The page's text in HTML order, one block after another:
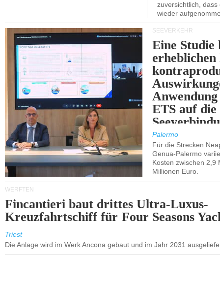
zuversichtlich,
wieder
SEEVERKEHR
Eine Studie
ETS auf die
Palermo
Für die Strecken
Genua-Palermo
Kosten zwischen 2,9
Millionen Euro.
WERFTEN
Fincantieri baut drittes Ultra-Luxus-
Kreuzfahrtschiff für Four Seasons
Triest
Die Anlage wird im Werk Ancona gebaut und im Jahr 2031